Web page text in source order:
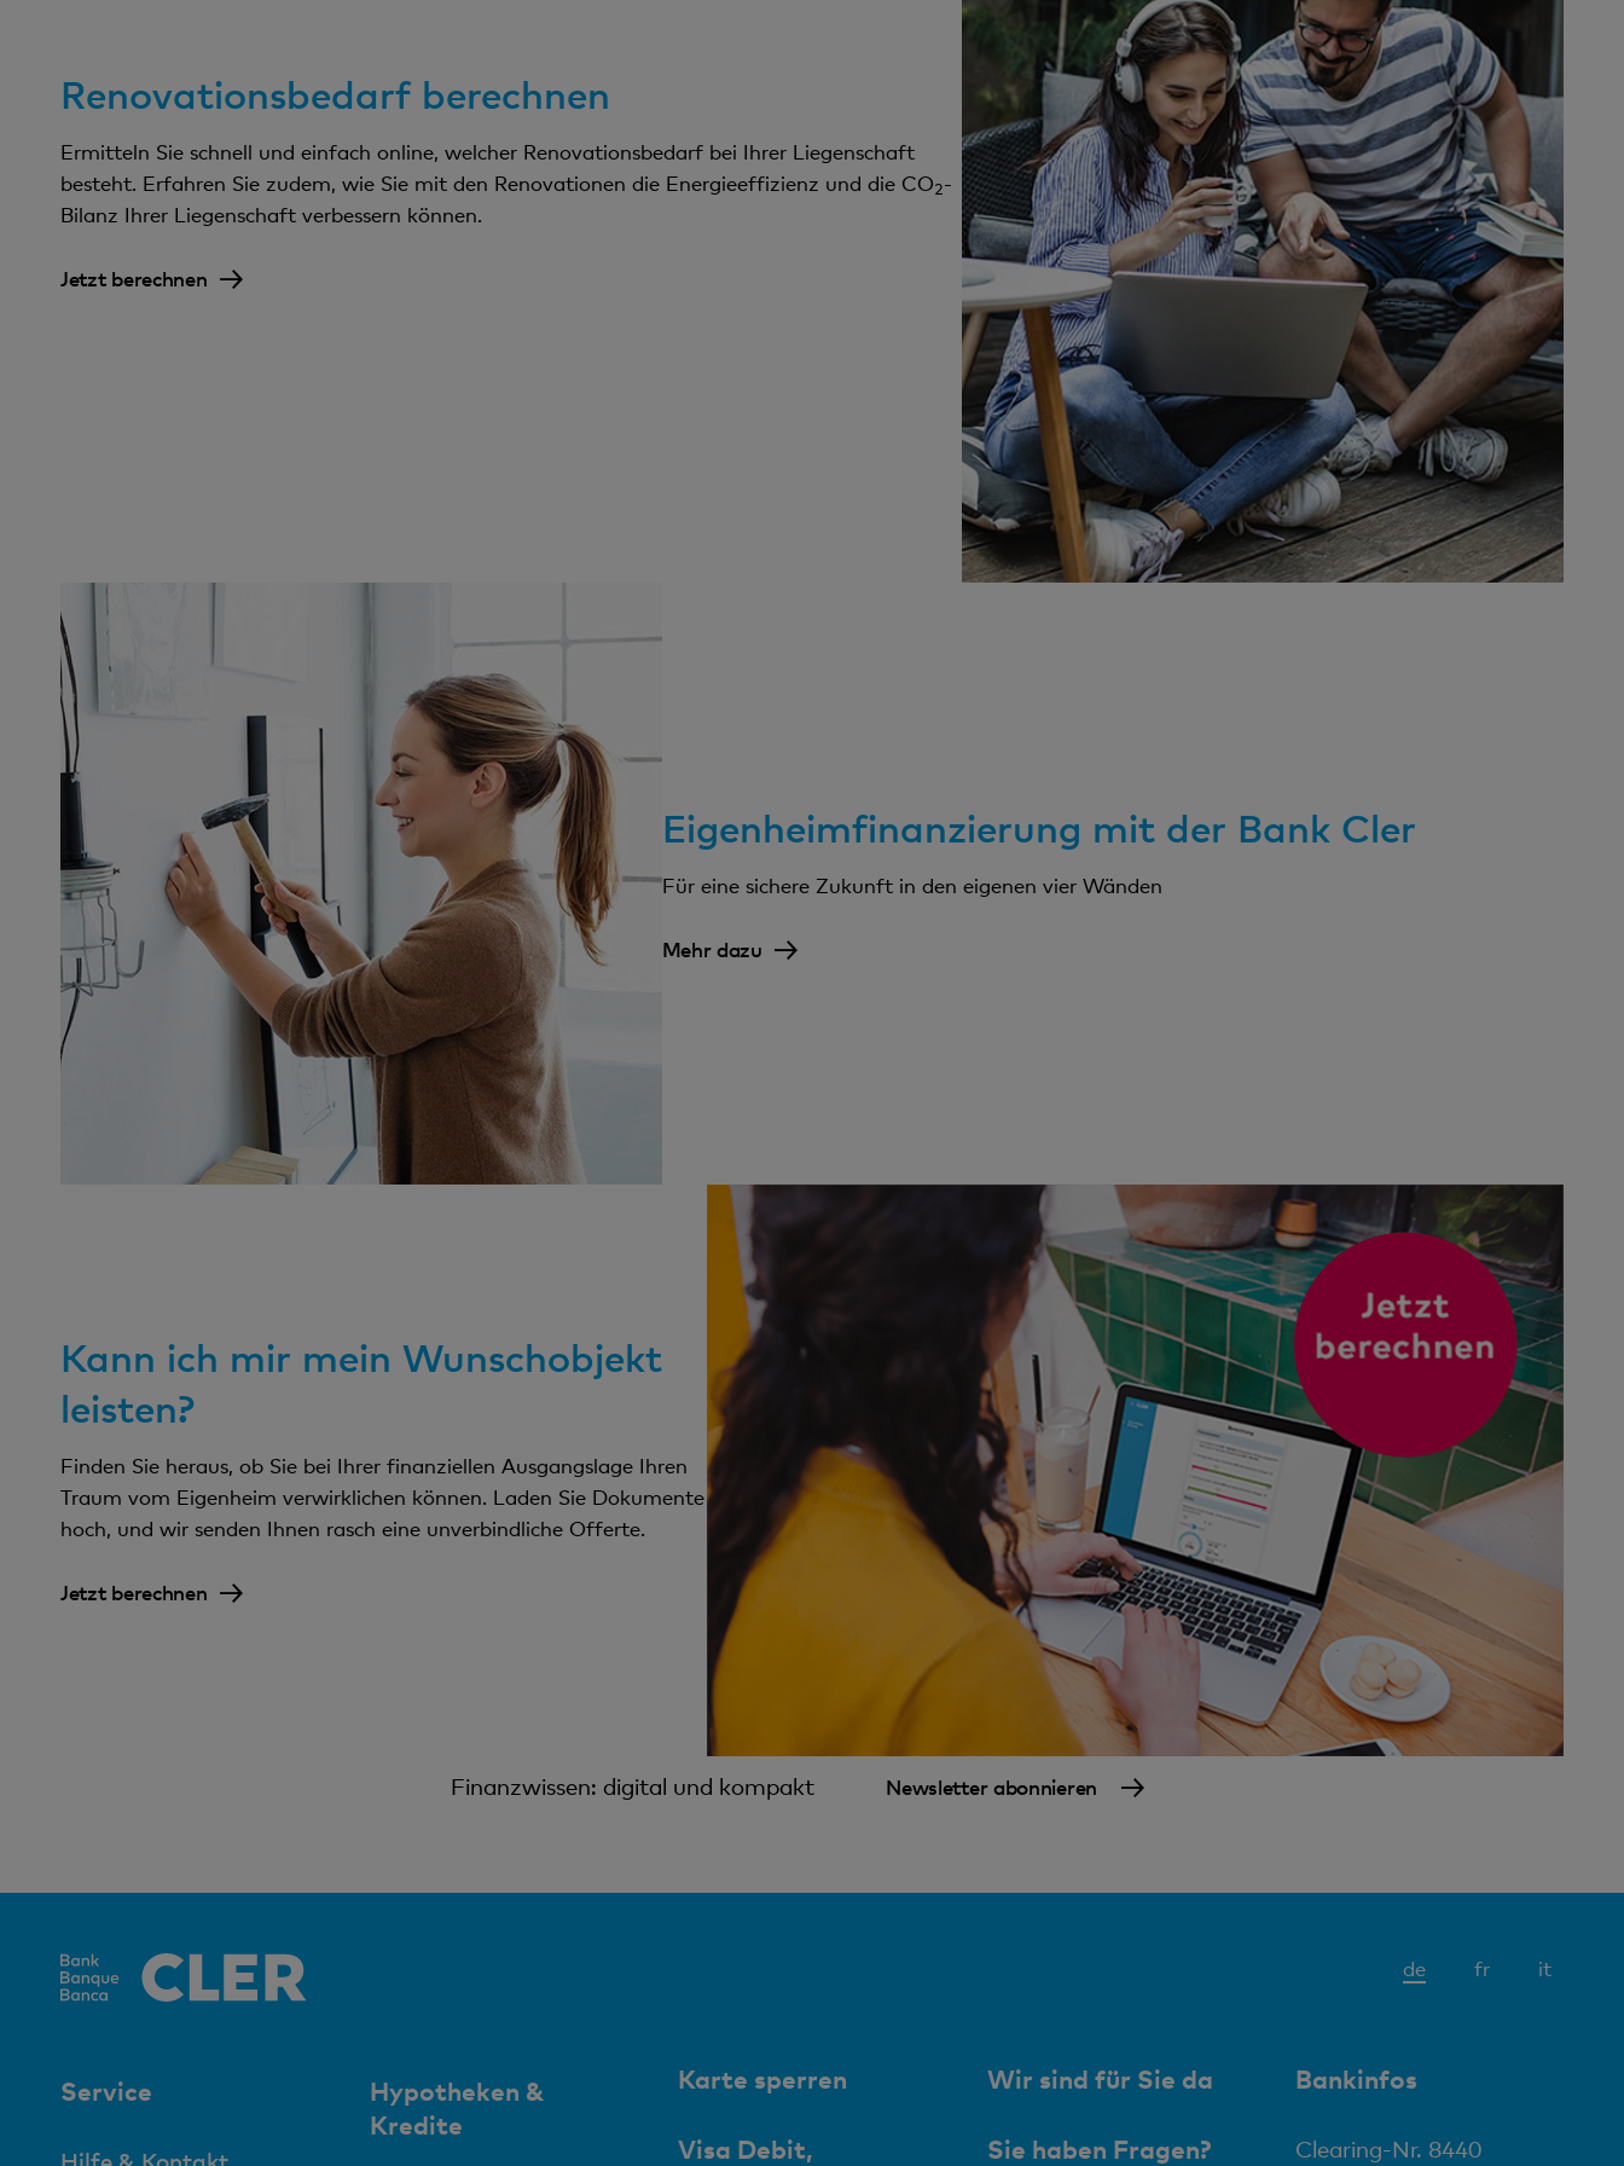
Renovationsbedarf berechnen
Ermitteln Sie schnell und einfach online, welcher Renovationsbedarf bei Ihrer Liegenschaft
besteht. Erfahren Sie zudem, wie Sie mit den Renovationen die Energieeffizienz und die CO2-
Bilanz Ihrer Liegenschaft verbessern können.
Jetzt berechnen
Eigenheimfinanzierung mit der Bank Cler
Für eine sichere Zukunft in den eigenen vier Wänden
Mehr dazu
Kann ich mir mein Wunschobjekt
leisten?
Finden Sie heraus, ob Sie bei Ihrer finanziellen Ausgangslage Ihren
Traum vom Eigenheim verwirklichen können. Laden Sie Dokumente
hoch, und wir senden Ihnen rasch eine unverbindliche Offerte.
Jetzt berechnen
Finanzwissen: digital und kompakt Newsletter abonnieren
deAktives
fr it
Service
Hypotheken &
Kredite
Karte sperren
Visa Debit,
Wir sind für Sie da
Sie haben Fragen?
Bankinfos
Clearing-Nr. 8440